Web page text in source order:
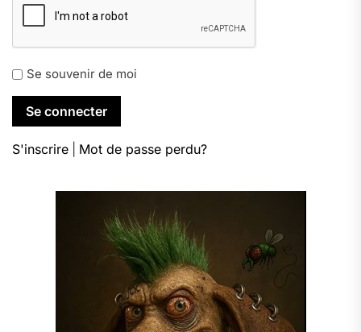
Se souvenir de moi
S'inscrire Mot de passe perdu?